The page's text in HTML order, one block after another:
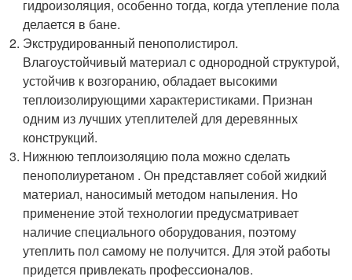
гидроизоляция, особенно тогда, когда утепление пола
делается в бане.
Экструдированный пенополистирол.
Влагоустойчивый материал с однородной структурой,
устойчив к возгоранию, обладает высокими
теплоизолирующими характеристиками. Признан
одним из лучших утеплителей для деревянных
конструкций.
Нижнюю теплоизоляцию пола можно сделать
пенополиуретаном . Он представляет собой жидкий
материал, наносимый методом напыления. Но
применение этой технологии предусматривает
наличие специального оборудования, поэтому
утеплить пол самому не получится. Для этой работы
придется привлекать профессионалов.